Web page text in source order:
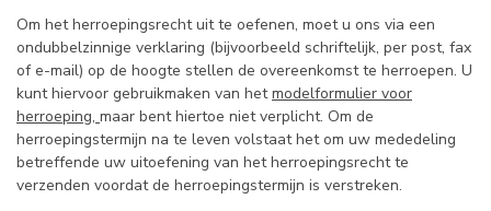
Om het herroepingsrecht uit te oefenen, moet u ons via een
ondubbelzinnige verklaring (bijvoorbeeld schriftelijk, per post, fax
of e-mail) op de hoogte stellen de overeenkomst te herroepen. U
kunt hiervoor gebruikmaken van hetmodelformulier voor
herroeping, maar bent hiertoe niet verplicht. Om de
herroepingstermijn na te leven volstaat het om uw mededeling
betreffende uw uitoefening van het herroepingsrecht te
verzenden voordat de herroepingstermijn is verstreken.